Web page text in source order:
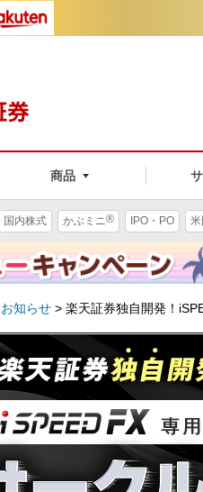
商品
国内株式 かぶミニ® IPO・PO
お知らせ > 楽天証券独自開発！